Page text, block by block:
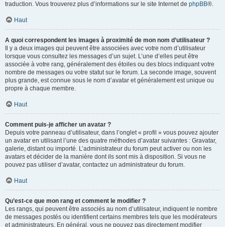
traduction. Vous trouverez plus d’informations sur le site Internet de phpBB®.
Haut
A quoi correspondent les images à proximité de mon nom d’utilisateur ?
Il y a deux images qui peuvent être associées avec votre nom d’utilisateur
lorsque vous consultez les messages d’un sujet. L’une d’elles peut être
associée à votre rang, généralement des étoiles ou des blocs indiquant votre
nombre de messages ou votre statut sur le forum. La seconde image, souvent
plus grande, est connue sous le nom d’avatar et généralement est unique ou
propre à chaque membre.
Haut
Comment puis-je afficher un avatar ?
Depuis votre panneau d’utilisateur, dans l’onglet « profil » vous pouvez ajouter
un avatar en utilisant l’une des quatre méthodes d’avatar suivantes : Gravatar,
galerie, distant ou importé. L’administrateur du forum peut activer ou non les
avatars et décider de la manière dont ils sont mis à disposition. Si vous ne
pouvez pas utiliser d’avatar, contactez un administrateur du forum.
Haut
Qu’est-ce que mon rang et comment le modifier ?
Les rangs, qui peuvent être associés au nom d’utilisateur, indiquent le nombre
de messages postés ou identifient certains membres tels que les modérateurs
et administrateurs. En général, vous ne pouvez pas directement modifier